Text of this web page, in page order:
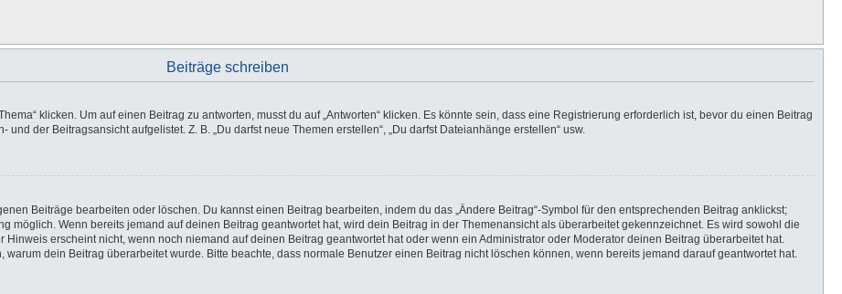
Beiträge schreiben
klicken. Um auf einen Beitrag zu antworten, musst du auf „Antworten“ klicken. Es könnte sein, dass eine Registrierung erforderlich ist, bevor du einen Beitrag
der Beitragsansicht aufgelistet. Z. B. „Du darfst neue Themen erstellen“, „Du darfst Dateianhänge erstellen“ usw.
Beiträge bearbeiten oder löschen. Du kannst einen Beitrag bearbeiten, indem du das „Ändere Beitrag“-Symbol für den entsprechenden Beitrag anklickst;
möglich. Wenn bereits jemand auf deinen Beitrag geantwortet hat, wird dein Beitrag in der Themenansicht als überarbeitet gekennzeichnet. Es wird sowohl die
erscheint nicht, wenn noch niemand auf deinen Beitrag geantwortet hat oder wenn ein Administrator oder Moderator deinen Beitrag überarbeitet hat.
dein Beitrag überarbeitet wurde. Bitte beachte, dass normale Benutzer einen Beitrag nicht löschen können, wenn bereits jemand darauf geantwortet hat.